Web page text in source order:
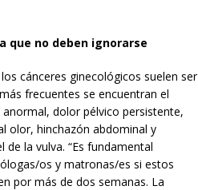
que no deben ignorarse
cánceres ginecológicos suelen ser
frecuentes se encuentran el
dolor pélvico persistente,
olor, hinchazón abdominal y
de la vulva. “Es fundamental
os y matronas/es si estos
por más de dos semanas. La